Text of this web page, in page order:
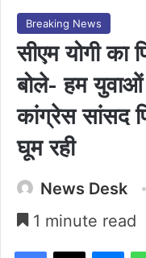
Breaking News
सीएम योगी का
बोले- हम
कांग्रेस सांसद
घूम रही
News Desk
1 minute read
Facebook
X